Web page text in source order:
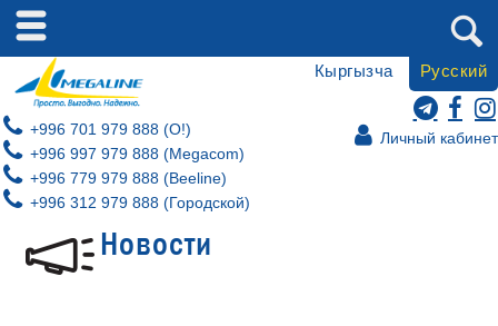
Личный кабинет
+996 701 979 888 (O!)
+996 997 979 888 (Megacom)
+996 779 979 888 (Beeline)
+996 312 979 888 (Городской)
Кыргызча Русский
Новости